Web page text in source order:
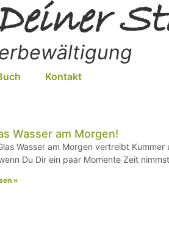
Kontakt
Wasser am Morgen!
Wasser am Morgen vertreibt
Du Dir ein paar Momente Zeit nimmst
»